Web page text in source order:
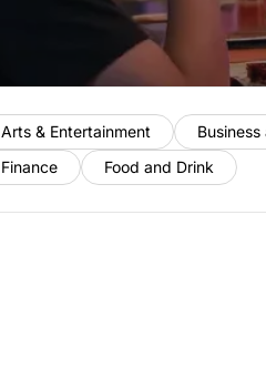
Arts & Entertainment
Finance
Food and Drink